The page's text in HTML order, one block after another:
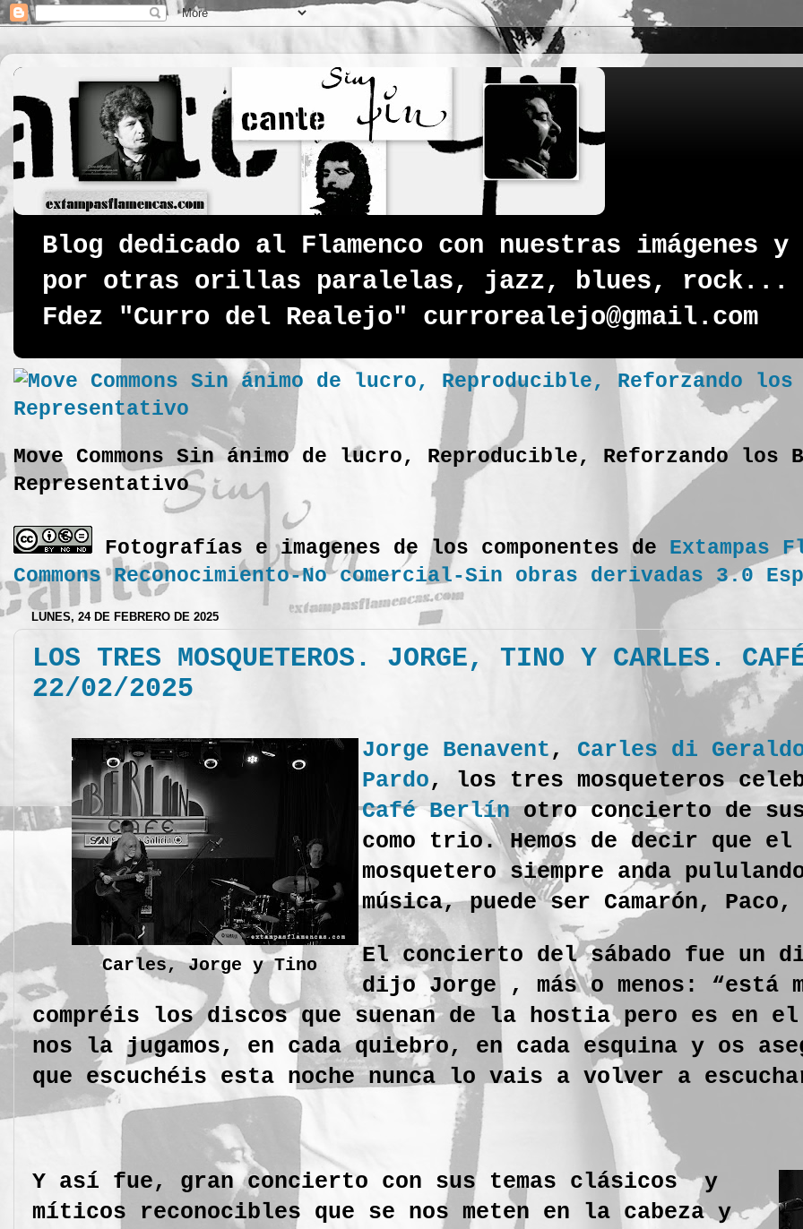
Blog dedicado al Flamenco con nuestras imágenes y
por otras orillas paralelas, jazz, blues, rock...
Fdez "Curro del Realejo" currorealejo@gmail.com
Move Commons Sin ánimo de lucro, Reproducible, Reforzando los
Representativo
Fotografías e imagenes de los componentes de Extampas
Commons Reconocimiento-No comercial-Sin obras derivadas 3.0
LUNES, 24 DE FEBRERO DE 2025
LOS TRES MOSQUETEROS. JORGE, TINO Y CARLES.
22/02/2025
Carles, Jorge y Tino
Jorge Benavent , Carles di
Pardo, los tres mosqueteros
Café Berlínotro concierto de
como trio. Hemos de decir que el
mosquetero siempre anda
música, puede ser Camarón,
El concierto del sábado fue un
dijo Jorge , más o menos: “está
compréis los discos que suenan de la hostia pero es en
nos la jugamos, en cada quiebro, en cada esquina y os
que escuchéis esta noche nunca lo vais a volver a
Y así fue, gran concierto con sus temas clásicos y
míticos reconocibles que se nos meten en la cabeza y